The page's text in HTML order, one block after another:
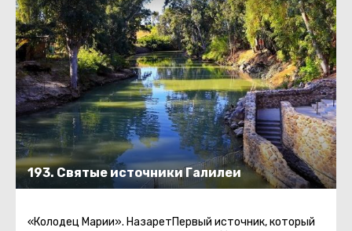
193. Святые источники Галилеи
«Колодец Марии». НазаретПервый источник, который